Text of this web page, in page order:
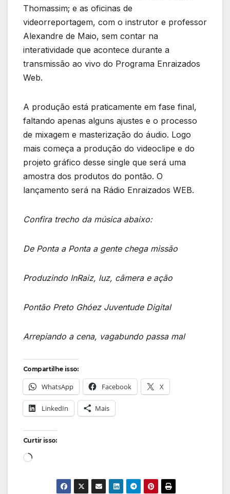
Thomassim; e as oficinas de
videorreportagem, com o instrutor e professor
Alexandre de Maio, sem contar na
interatividade que acontece durante a
transmissão ao vivo do Programa Enraizados
Web.
A produção está praticamente em fase final,
faltando apenas alguns ajustes e o processo
de mixagem e masterização do áudio. Logo
mais começa a produção do videoclipe e do
projeto gráfico desse single que será uma
amostra dos produtos do pontão. O
lançamento será na Rádio Enraizados WEB.
Confira trecho da música abaixo:
De Ponta a Ponta a gente chega missão
Produzindo InRaiz, luz, câmera e ação
Pontão Preto Ghóez Juventude Digital
Arrepiando a cena, vagabundo passa mal
Compartilhe isso:
WhatsApp Facebook X
LinkedIn Mais
Curtir isso:
Carregando...